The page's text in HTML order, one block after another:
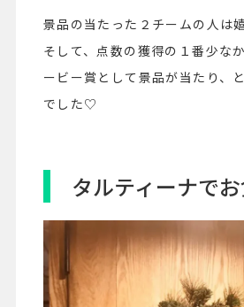
景品の当たった２チームの人は
そして、点数の獲得の１番少な
ービー賞として景品が当たり、
でした♡
タルティーナで